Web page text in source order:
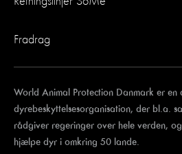
Fradrag
World Animal Protection Danmark er en
dyrebeskyttelsesorganisation, der bl.a.
rådgiver regeringer over hele verden,
hjælpe dyr i omkring 50 lande.